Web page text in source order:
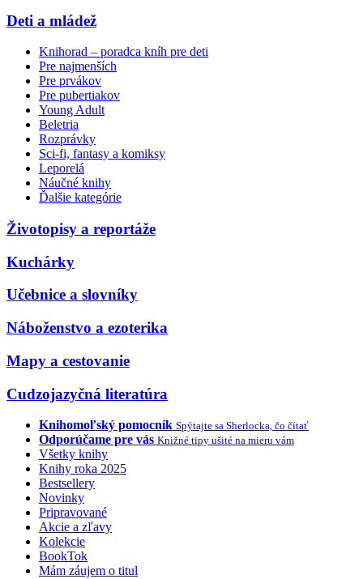
Deti a mládež
Knihorad – poradca kníh pre deti
Pre najmenších
Pre prvákov
Pre pubertiakov
Young Adult
Beletria
Rozprávky
Sci-fi, fantasy a komiksy
Leporelá
Náučné knihy
Ďalšie kategórie
Životopisy a reportáže
Kuchárky
Učebnice a slovníky
Náboženstvo a ezoterika
Mapy a cestovanie
Cudzojazyčná literatúra
Knihomoľský pomocník Spýtajte sa Sherlocka, čo čítať
Odporúčame pre vás Knižné tipy ušité na mieru vám
Všetky knihy
Knihy roka 2025
Bestsellery
Novinky
Pripravované
Akcie a zľavy
Kolekcie
BookTok
Mám záujem o titul